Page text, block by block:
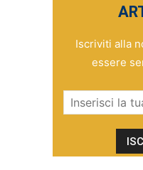
Iscriviti alla
essere